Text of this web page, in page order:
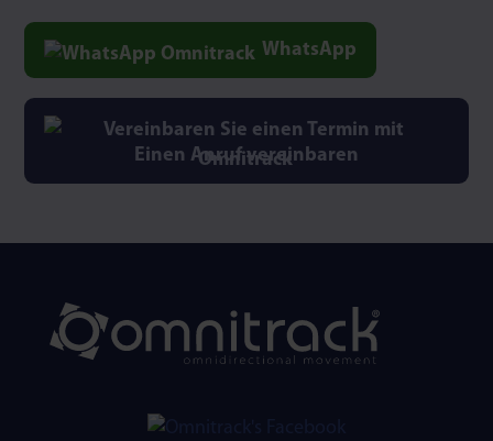
WhatsApp
Einen Anruf vereinbaren